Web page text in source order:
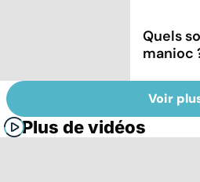
Quels
manioc
Voir
Plus de vidéos